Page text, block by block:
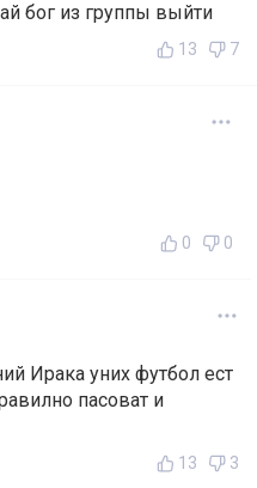
бог из группы выйти
13 7
0 0
Ирака уних футбол ест
пасоват и
13 3